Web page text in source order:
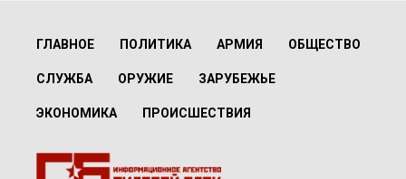
ГЛАВНОЕ ПОЛИТИКА АРМИЯ ОБЩЕСТВО
СЛУЖБА ОРУЖИЕ ЗАРУБЕЖЬЕ
ЭКОНОМИКА ПРОИСШЕСТВИЯ